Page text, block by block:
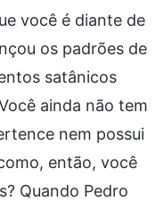
você é diante de
os padrões de
satânicos
ainda não tem
nem possui
então, você
Quando Pedro